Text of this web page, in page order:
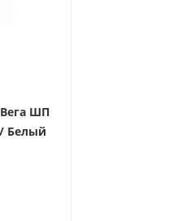
ШП
Белый